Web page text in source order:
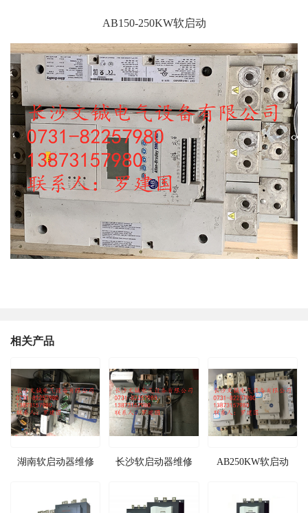
AB150-250KW软启动
相关产品
湖南软启动器维修 长沙软启动器维修 AB250KW软启动